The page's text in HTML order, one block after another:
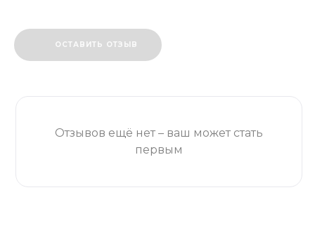
ОСТАВИТЬ ОТЗЫВ
Отзывов ещё нет – ваш может стать
первым